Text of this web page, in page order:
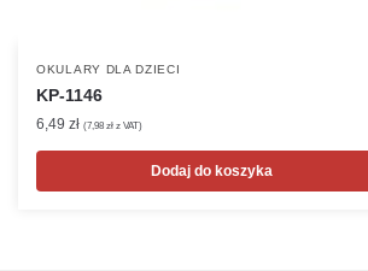
OKULARY DLA DZIECI
KP-1146
6,49 zł (7,98 zł z VAT)
Dodaj do koszyka